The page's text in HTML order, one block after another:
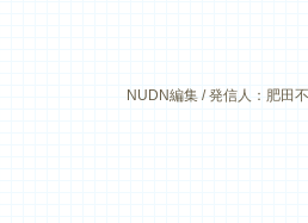
NUDN編集 / 発信人：肥田